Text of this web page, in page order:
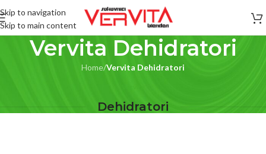
Skip to navigation
Skip to main content
Vervita Dehidratori
Home/Vervita Dehidratori
Dehidratori